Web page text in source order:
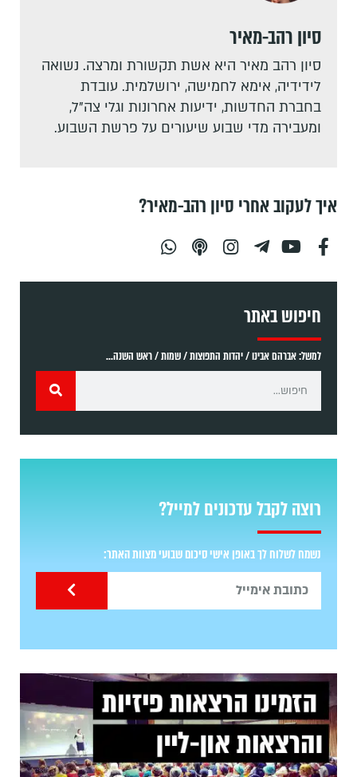
סיון רהב-מאיר
סיון רהב מאיר היא אשת תקשורת ומרצה. נשואה
לידידיה, אימא לחמישה, ירושלמית. עובדת
בחברת החדשות, ידיעות אחרונות וגלי צה"ל,
ומעבירה מדי שבוע שיעורים על פרשת השבוע.
איך לעקוב אחרי סיון רהב-מאיר?
חיפוש באתר
למשל: אברהם אבינו / יהדות התפוצות / שמות / ראש השנה...
רוצה לקבל עדכונים למייל?
נשמח לשלוח לך באופן אישי סיכום שבועי מצוות האתר: